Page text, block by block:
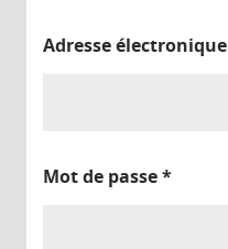
Adresse électronique
Mot de passe*